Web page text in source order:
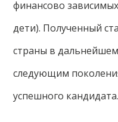
финансово
дети). Полученный
страны в дальнейшем
следующим
успешного кандидата.